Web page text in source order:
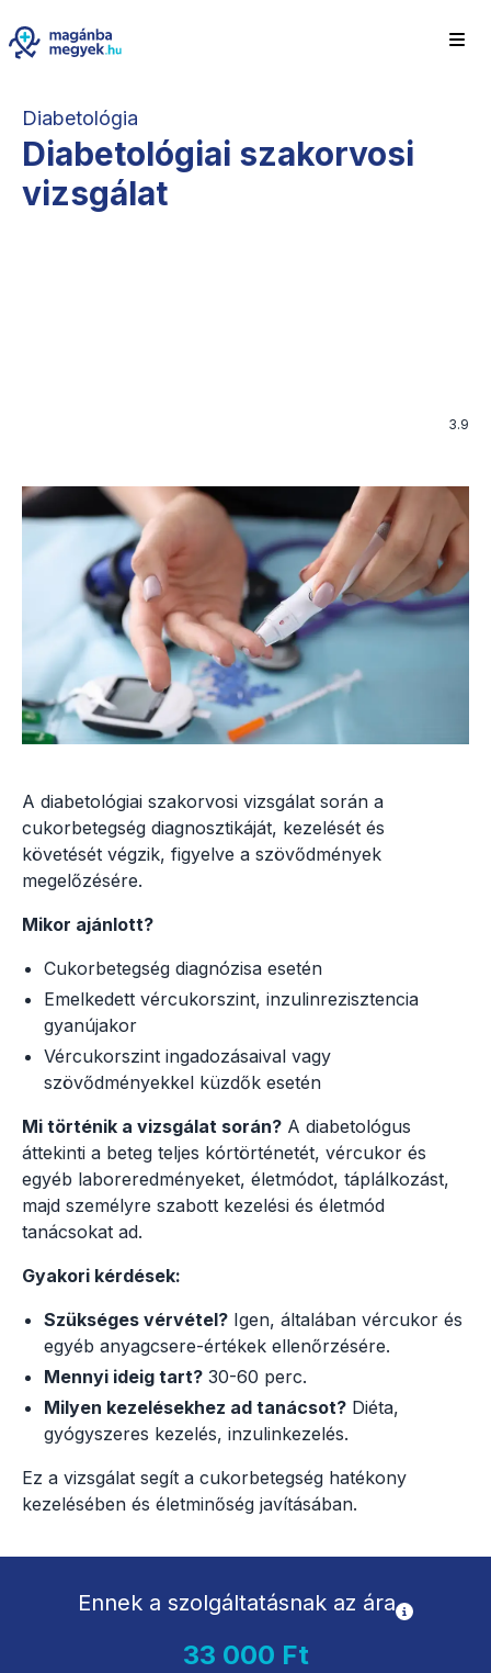
Diabetológia
Diabetológiai szakorvosi
vizsgálat
3.9
A diabetológiai szakorvosi vizsgálat során a
cukorbetegség diagnosztikáját, kezelését és
követését végzik, figyelve a szövődmények
megelőzésére.
Mikor ajánlott?
Cukorbetegség diagnózisa esetén
Emelkedett vércukorszint, inzulinrezisztencia
gyanújakor
Vércukorszint ingadozásaival vagy
szövődményekkel küzdők esetén
Mi történik a vizsgálat során? A diabetológus
áttekinti a beteg teljes kórtörténetét, vércukor és
egyéb laboreredményeket, életmódot, táplálkozást,
majd személyre szabott kezelési és életmód
tanácsokat ad.
Gyakori kérdések:
Szükséges vérvétel? Igen, általában vércukor és
egyéb anyagcsere-értékek ellenőrzésére.
Mennyi ideig tart? 30-60 perc.
Milyen kezelésekhez ad tanácsot? Diéta,
gyógyszeres kezelés, inzulinkezelés.
Ez a vizsgálat segít a cukorbetegség hatékony
kezelésében és életminőség javításában.
Ennek a szolgáltatásnak az ára
33 000 Ft